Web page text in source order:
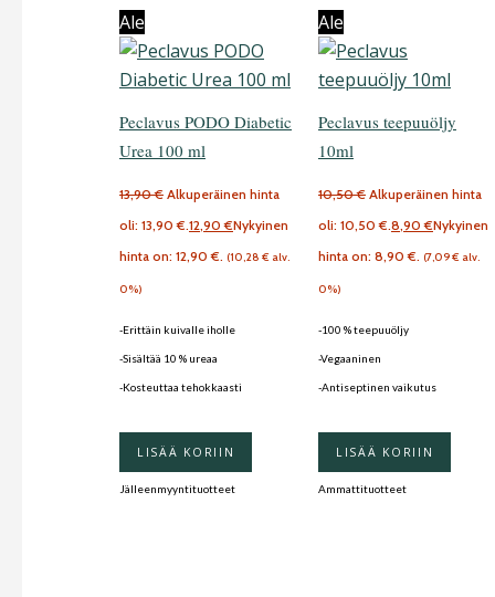
Ale
Peclavus PODO Diabetic
Urea 100 ml
13,90€ Alkuperäinen hinta
oli: 13,90 €.12,90€Nykyinen
hinta on: 12,90 €. (10,28 € alv.
0%)
-Erittäin kuivalle iholle
-Sisältää 10 % ureaa
-Kosteuttaa tehokkaasti
LISÄÄ KORIIN
Jälleenmyyntituotteet
Ale
Peclavus teepuuöljy
10ml
10,50€ Alkuperäinen hinta
oli: 10,50 €.8,90€Nykyinen
hinta on: 8,90 €. (7,09€ alv.
0%)
-100 % teepuuöljy
-Vegaaninen
-Antiseptinen vaikutus
LISÄÄ KORIIN
Ammattituotteet